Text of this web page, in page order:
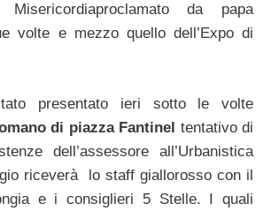
da papa
volte e mezzo quello dell’Expo di
presentato ieri sotto le volte
di piazza Fantinel tentativo di
dell’assessore all’Urbanistica
riceverà lo staff giallorosso con il
e i consiglieri 5 Stelle. I quali